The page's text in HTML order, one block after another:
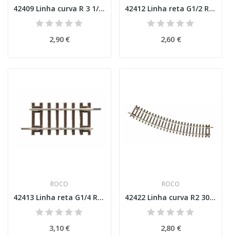
42409 Linha curva R 3 1/4 7,5º Esc H0
2,90 €
42412 Linha reta G1/2 Roco Line
2,60 €
ROCO
42413 Linha reta G1/4 Roco Line Esc H0
3,10 €
ROCO
42422 Linha curva R2 30º Esc H0
2,80 €